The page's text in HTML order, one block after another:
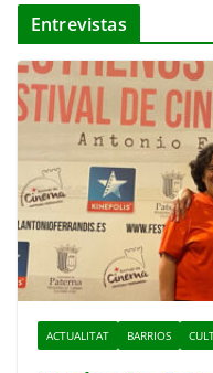
Entrevistas
ACTUALITAT BARRIOS